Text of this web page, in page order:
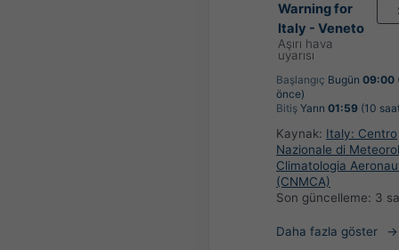
Warning for
Italy - Veneto
Aşırı hava
uyarısı
Başlangıç Bugün 09:00
önce)
Bitiş Yarın 01:59 (10
Kaynak: Italy: Centro
Nazionale di
Climatologia
(CNMCA)
Son güncelleme: 3
Daha fazla göster